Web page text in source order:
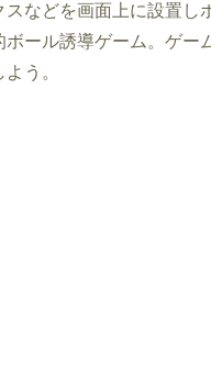
などを画面上に設置し
ール誘導ゲーム。ゲー
う。